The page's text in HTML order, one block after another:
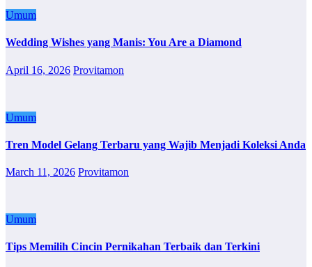
Umum
Wedding Wishes yang Manis: You Are a Diamond
April 16, 2026 Provitamon
Umum
Tren Model Gelang Terbaru yang Wajib Menjadi Koleksi Anda
March 11, 2026 Provitamon
Umum
Tips Memilih Cincin Pernikahan Terbaik dan Terkini